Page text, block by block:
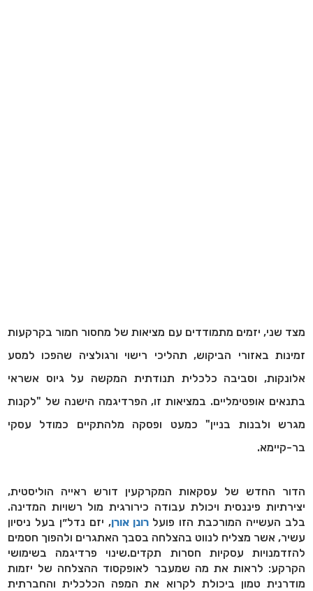
מצד שני, יזמים מתמודדים עם מציאות של מחסור חמור בקרקעות
זמינות באזורי הביקוש, תהליכי רישוי ורגולציה שהפכו למסע
אלונקות, וסביבה כלכלית תנודתית המקשה על גיוס אשראי
בתנאים אופטימליים. במציאות זו, הפרדיגמה הישנה של "לקנות
מגרש ולבנות בניין" כמעט ופסקה מלהתקיים כמודל עסקי
בר-קיימא.
הדור החדש של עסקאות המקרקעין דורש ראייה הוליסטית,
יצירתיות פיננסית ויכולת עבודה כירורגית מול רשויות המדינה.
בלב העשייה המורכבת הזו פועלרונן אורן, יזם נדל״ן בעל ניסיון
עשיר, אשר מצליח לנווט בהצלחה בסבך האתגרים ולהפוך חסמים
להזדמנויות עסקיות חסרות תקדים.שינוי פרדיגמה בשימושי
הקרקע: לראות את מה שמעבר לאופקסוד ההצלחה של יזמות
מודרנית טמון ביכולת לקרוא את המפה הכלכלית והחברתית